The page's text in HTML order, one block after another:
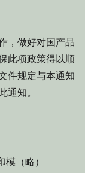
，做好对国产品
此项政策得以顺
件规定与本通知
通知。
模（略）